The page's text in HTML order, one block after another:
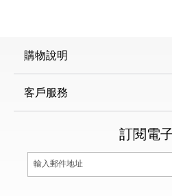
購物說明
客戶服務
訂閱電